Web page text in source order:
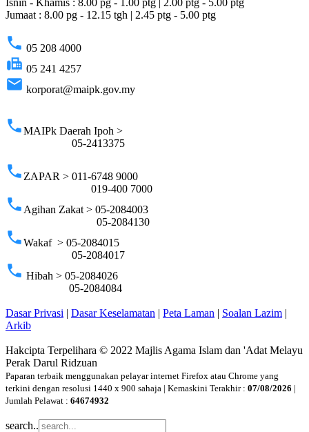
Jumaat : 8.00 pg - 12.15 tgh | 2.45 ptg - 5.00 ptg
phone 05 208 4000
fax 05 241 4257
email korporat@maipk.gov.my
phoneMAIPk Daerah Ipoh >
05-2413375
phone ZAPAR > 011-6748 9000
019-400 7000
phone Agihan Zakat > 05-2084003
05-2084130
phoneWakaf > 05-2084015
05-2084017
phone Hibah > 05-2084026
05-2084084
Dasar Privasi | Dasar Keselamatan | Peta Laman | Soalan Lazim |
Arkib
Hakcipta Terpelihara © 2022 Majlis Agama Islam dan 'Adat Melayu
Perak Darul Ridzuan
Paparan terbaik menggunakan pelayar internet Firefox atau Chrome yang
terkini dengan resolusi 1440 x 900 sahaja | Kemaskini Terakhir : 07/08/2026 |
Jumlah Pelawat : 64674932
search..